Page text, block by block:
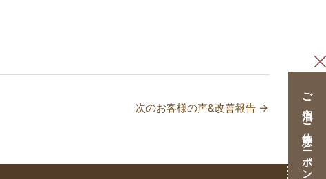
次のお客様の声&改善報告 → ご宿泊・ご休憩クーポン